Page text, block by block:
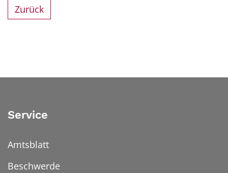
Zurück
Service
Amtsblatt
Beschwerde